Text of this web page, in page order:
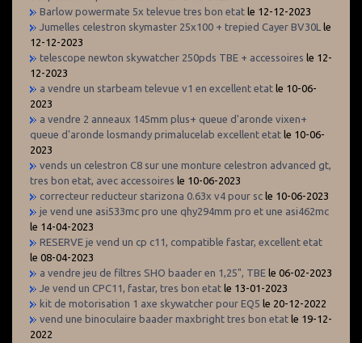
Barlow powermate 5x televue tres bon etat le 12-12-2023
Jumelles celestron skymaster 25x100 + trepied Cayer BV30L le
12-12-2023
telescope newton skywatcher 250pds TBE + accessoires le 12-
12-2023
a vendre un starbeam televue v1 en excellent etat le 10-06-
2023
a vendre 2 anneaux 145mm plus+ queue d'aronde vixen+
queue d'aronde losmandy primalucelab excellent etat le 10-06-
2023
vends un celestron C8 sur une monture celestron advanced gt,
tres bon etat, avec accessoires le 10-06-2023
correcteur reducteur starizona 0.63x v4 pour sc le 10-06-2023
je vend une asi533mc pro une qhy294mm pro et une asi462mc
le 14-04-2023
RESERVE je vend un cp c11, compatible fastar, excellent etat
le 08-04-2023
a vendre jeu de filtres SHO baader en 1,25", TBE le 06-02-2023
Je vend un CPC11, fastar, tres bon etat le 13-01-2023
kit de motorisation 1 axe skywatcher pour EQ5 le 20-12-2022
vend une binoculaire baader maxbright tres bon etat le 19-12-
2022